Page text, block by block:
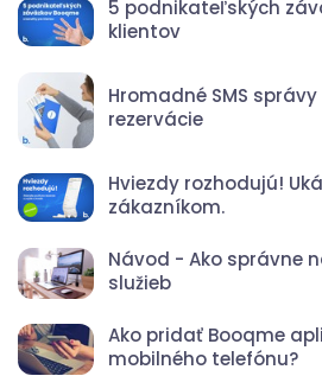
5 podnikateľských
klientov
Hromadné SMS
rezervácie
Hviezdy rozhodujú!
zákazníkom.
Návod - Ako správne
služieb
Ako pridať Booqme
mobilného telefónu?